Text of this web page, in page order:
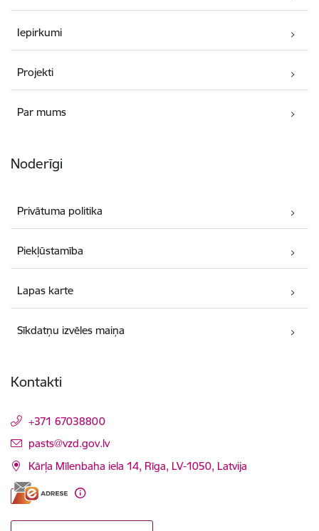
Iepirkumi
Projekti
Par mums
Noderīgi
Privātuma politika
Piekļūstamība
Lapas karte
Sīkdatņu izvēles maiņa
Kontakti
+371 67038800
E-pasts:
pasts@vzd.gov.lv
Kārļa Mīlenbaha iela 14, Rīga, LV-1050, Latvija